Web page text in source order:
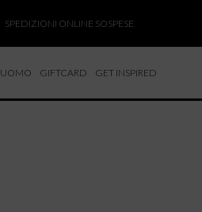
ONLINE SOSPESE
UOMO GIFTCARD GET INSPIRED